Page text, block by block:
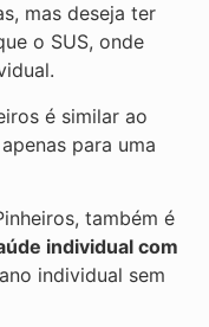
mas deseja ter
o SUS, onde
é similar ao
para uma
também é
individual com
individual sem